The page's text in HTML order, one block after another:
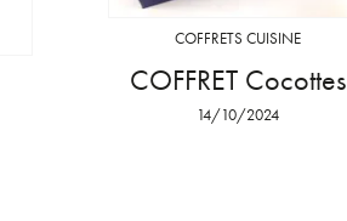
COFFRETS CUISINE
COFFRET Cocottes
14/10/2024